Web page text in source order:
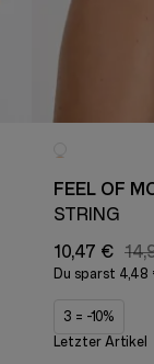
FEEL OF
STRING
10,47 €
Du sparst 4,48
3 = -10%
Letzter Artikel